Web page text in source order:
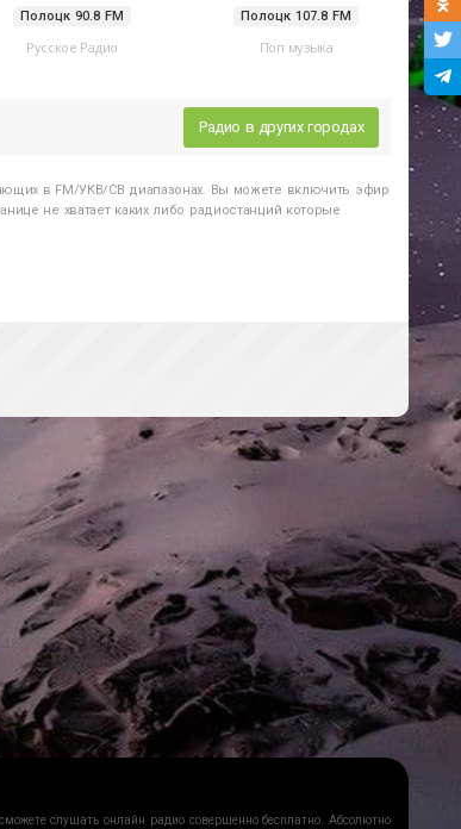
Полоцк 90.8 FM
Русское Радио
Полоцк 107.8 FM
Поп музыка
Радио в других городах
в FM/УКВ/СВ диапазонах. Вы можете включить эфир
не хватает каких либо радиостанций которые
слушать онлайн радио совершенно бесплатно. Абсолютно